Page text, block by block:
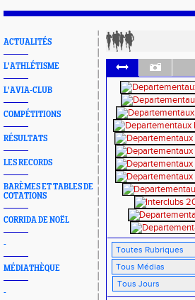
ACTUALITÉS
L'ATHLÉTISME
L'AVIA-CLUB
COMPÉTITIONS
RÉSULTATS
LES RECORDS
BARÈMES ET TABLES DE
COTATIONS
CORRIDA DE NOËL
-
MÉDIATHÈQUE
-